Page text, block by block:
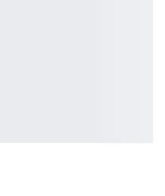
30%
русского языка
Borderlands